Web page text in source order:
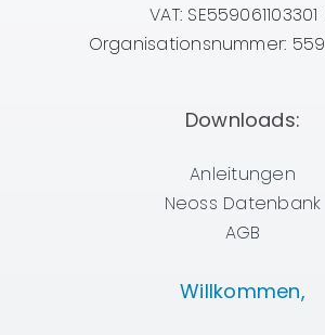
VAT: SE559061103301
Organisationsnummer:
Downloads:
Anleitungen
Neoss Datenbank
AGB
Willkommen,